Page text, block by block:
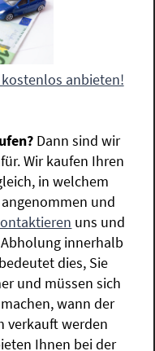
kostenlos anbieten!
Dann sind wir
Wir kaufen Ihren
in welchem
und
uns und
innerhalb
dies, Sie
und müssen sich
wann der
verkauft werden
Ihnen bei der